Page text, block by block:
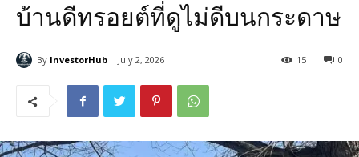
บ้านดีทรอยต์ที่ดูไม่ดีบนกระดาษ
By InvestorHub July 2, 2026 0
15